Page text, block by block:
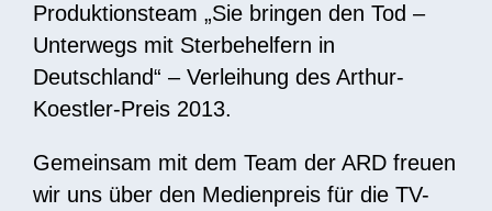
Produktionsteam „Sie bringen den Tod –
Unterwegs mit Sterbehelfern in
Deutschland“ – Verleihung des Arthur-
Koestler-Preis 2013.
Gemeinsam mit dem Team der ARD freuen
wir uns über den Medienpreis für die TV-